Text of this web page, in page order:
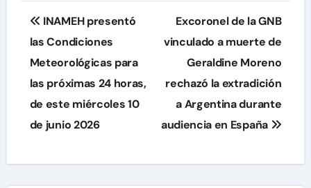
Navegación
de
entradas
INAMEH presentó
las Condiciones
Meteorológicas para
las próximas 24 horas,
de este miércoles 10
de junio 2026
Excoronel de la GNB
vinculado a muerte de
Geraldine Moreno
rechazó la extradición
a Argentina durante
audiencia en España